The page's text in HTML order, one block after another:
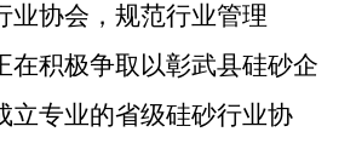
业协会，规范行业管理
在积极争取以彰武县硅砂企
立专业的省级硅砂行业协